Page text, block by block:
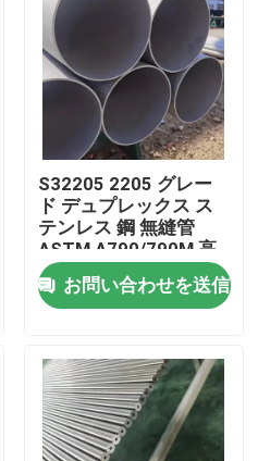
S32205 2205 グレー
ド デュプレックス ス
テンレス 鋼 無縫管
ASTM A790/790M 高
強度耐腐食管
お問い合わせを送信